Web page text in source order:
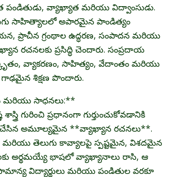
పండితుడు, వ్యాఖ్యాత మరియు విద్వాంసుడు.
సాహిత్యాలలో అపారమైన పాండిత్యం
ప్రాచీన గ్రంథాల ఉద్ధరణ, సంపాదన మరియు
రచనలకు ప్రసిద్ధి చెందారు. సంప్రదాయ
వ్యాకరణం, సాహిత్యం, వేదాంతం మరియు
గాఢమైన శిక్షణ పొందారు.
మరియు సాధనలు:**
గురించి ప్రధానంగా గుర్తుంచుకోవడానికి
అమూల్యమైన **వ్యాఖ్యాన రచనలు**.
మరియు తెలుగు కావ్యాలపై స్పష్టమైన, విశదమైన
అర్థమయ్యే భాషలో వ్యాఖ్యానాలు రాసి, ఆ
సామాన్య విద్యార్థులు మరియు పండితుల వరకూ